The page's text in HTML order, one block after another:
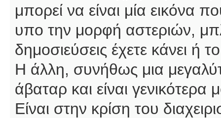
μπορεί να είναι μία εικόνα
υπο την μορφή αστεριών,
δημοσιεύσεις έχετε κάνει
Η άλλη, συνήθως μια
άβαταρ και είναι
Είναι στην κρίση του